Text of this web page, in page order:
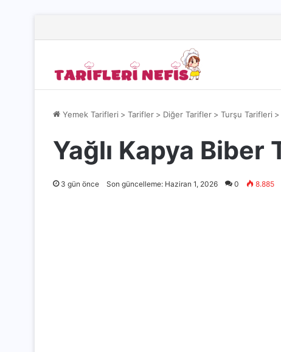
Yemek Tarifleri > Tarifler > Diğer Tarifler > Turşu Tarifleri >
Yağlı Kapya Biber
3 gün önce Son güncelleme: Haziran 1, 2026 0 8.885